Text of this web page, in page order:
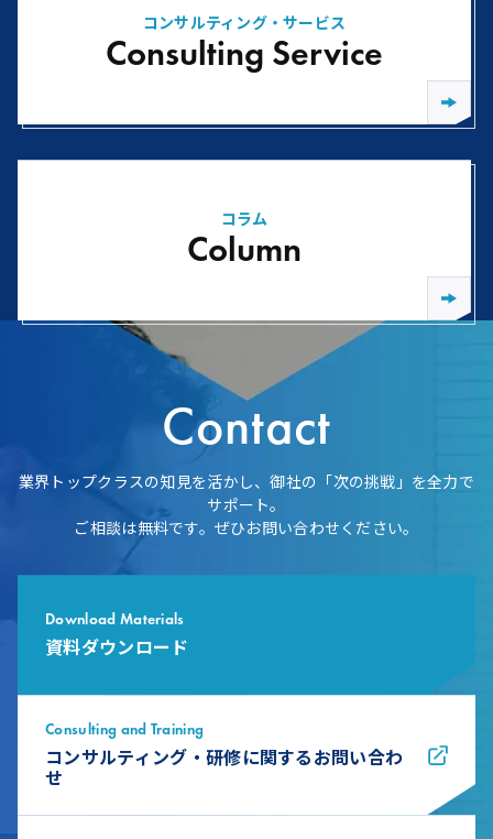
コンサルティング・サービス
Consulting Service
コラム
Column
Contact
業界トップクラスの知見を活かし、御社の「次の挑戦」を全力で
サポート。
ご相談は無料です。ぜひお問い合わせください。
Download Materials
資料ダウンロード
Consulting and Training
コンサルティング・研修に関するお問い合わ
せ